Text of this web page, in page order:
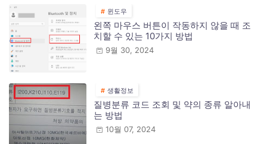
윈도우
왼쪽 마우스 버튼이 작동하지 않을 때 조
치할 수 있는 10가지 방법
9월 30, 2024
생활정보
질병분류 코드 조회 및 약의 종류 알아내
는 방법
10월 07, 2024